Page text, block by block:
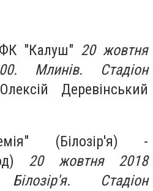
"Калуш" 20 жовтня
Млинів. Стадіон
Деревінський
(Білозір'я) -
20 жовтня 2018
Стадіон